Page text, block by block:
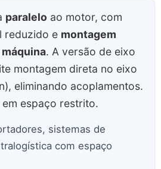
paralelo ao motor, com
reduzido e montagem
. A versão de eixo
montagem direta no eixo
eliminando acoplamentos.
espaço restrito.
sistemas de
com espaço